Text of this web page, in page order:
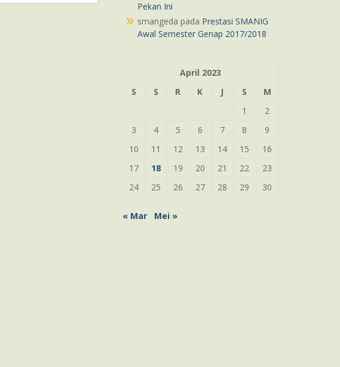
Pekan Ini
smangeda pada Prestasi SMANIG
Awal Semester Genap 2017/2018
April 2023
S
S R K J S
M
1
2
3
4 5 6 7 8
9
10
11 12 13 14 15
16
17
18 19 20 21 22
23
24
25 26 27 28 29 30
« Mar Mei »